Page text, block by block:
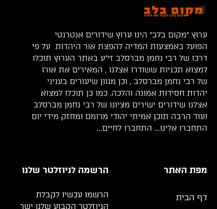
ערוץ “מקום בלב” הינו ערוץ שידורים אנטרנטי
הפועל באמצעות המדיה להפצת אור היהדות על פי
דרכו של רבי נחמן מברסלב זי”ע באתר הערוץ תוכלו
למצוא תכניות ששודרו אצלנו , המאירים את אורו
של רבי נחמן מברסלב , וכן מגוון שיעורים בעניני
יהדות חסידות אמונה והלכה. כמו כן תוכלו למצוא
אצלנו שידורים ישירים מציונו של רבי נחמן מברסלב
ועוד הרבה תוכן אמיתי יהודי מרומם ומחזק מידי יום
התחברו אלינו… התחברו לחיים…
מפת האתר
דף הבית
הרשמה לניוזלטר שלנו
הרשמו עכשיו לקבלת
הניוזלטר הקבוע שלנו ישר